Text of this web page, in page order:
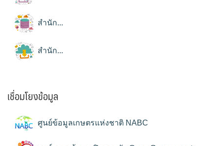
สำนัก...
สำนัก...
เชื่อมโยงข้อมูล
ศูนย์ข้อมูลเกษตรแห่งชาติ NABC